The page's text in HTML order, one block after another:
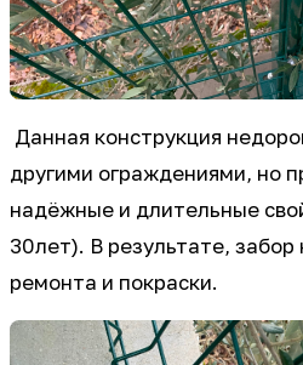
Данная конструкция
другими ограждениями, но
надёжные и длительные
30лет). В результате, забор
ремонта и покраски.